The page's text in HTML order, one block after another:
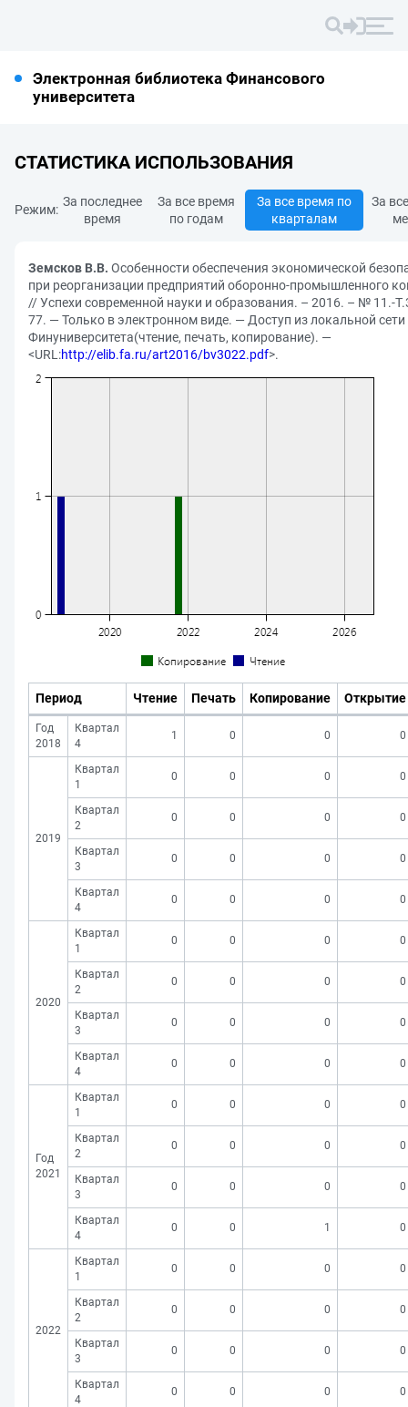
Электронная библиотека Финансового
университета
СТАТИСТИКА ИСПОЛЬЗОВАНИЯ
Режим:
За последнее
время
За все время
по годам
За все время по
кварталам
За
Земсков В.В. Особенности обеспечения экономической
при реорганизации предприятий оборонно-промышленного
// Успехи современной науки и образования. – 2016. – № 11.-
77. — Только в электронном виде. — Доступ из локальной сети
Финуниверситета(чтение, печать, копирование). —
<URL:http://elib.fa.ru/art2016/bv3022.pdf>.
Период Чтение Печать Копирование Открытие
Год
2018
Квартал
4
1 0 0 0
2019
Квартал
1
0 0 0 0
Квартал
2
0 0 0 0
Квартал
3
0 0 0 0
Квартал
4
0 0 0 0
2020
Квартал
1
0 0 0 0
Квартал
2
0 0 0 0
Квартал
3
0 0 0 0
Квартал
4
0 0 0 0
Год
2021
Квартал
1
0 0 0 0
Квартал
2
0 0 0 0
Квартал
3
0 0 0 0
Квартал
4
0 0 1 0
2022
Квартал
1
0 0 0 0
Квартал
2
0 0 0 0
Квартал
3
0 0 0 0
Квартал
4
0 0 0 0